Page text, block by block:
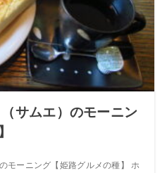
サムエ）のモーニン
モーニング【姫路グルメの種】 ホ